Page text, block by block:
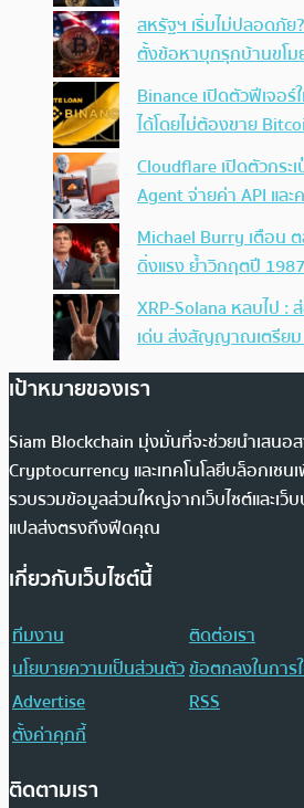
สหรัฐฯ เริ่มไม่ปลอดภั
ตั้งข้อหาบุกรุกบ้านขโ
Binance เปิดตัวฟีเจอ
ได้โดยไม่ต้องขาย
Cloudflare เปิดตัวกระ
Agent จ่ายค่า API และ
Michael Burry เตือน
ดิ่งแรง ย้ำวิกฤตปี
XRP-Solana หลบไป :
เด่น ส่งสัญญาณเตรีย
เป้าหมายของเรา
Siam Blockchain มุ่งมั่นที่จะช่วยนำเสนอ
Cryptocurrency และเทคโนโลยีบล็อกเชน
รวบรวมข้อมูลส่วนใหญ่จากเว็บไซต์และเว็
แปลส่งตรงถึงฟีดคุณ
เกี่ยวกับเว็บไซต์นี้
ทีมงาน
ติดต่อเรา
นโยบายความเป็นส่วนตัวข้อตกลงในการ
Advertise
RSS
ตั้งค่าคุกกี้
ติดตามเรา